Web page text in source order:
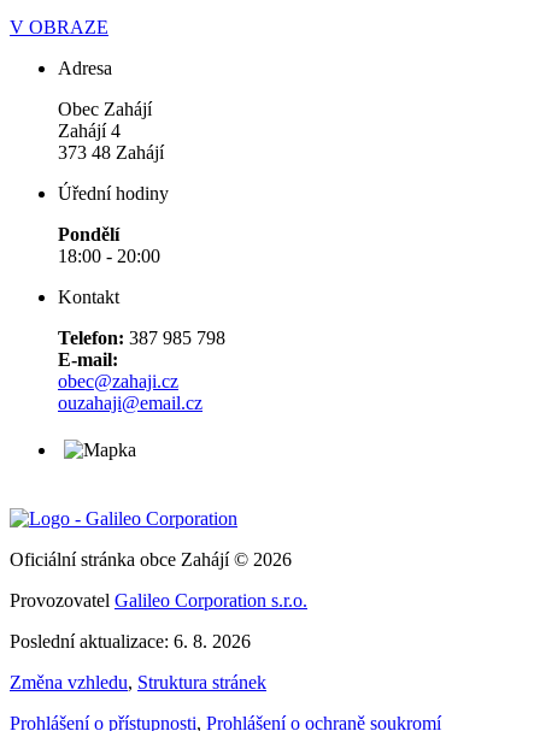
V OBRAZE
Adresa
Obec Zahájí
Zahájí 4
373 48 Zahájí
Úřední hodiny
Pondělí
18:00 - 20:00
Kontakt
Telefon: 387 985 798
E-mail:
obec@zahaji.cz
ouzahaji@email.cz
Oficiální stránka obce Zahájí © 2026
Provozovatel Galileo Corporation s.r.o.
Poslední aktualizace: 6. 8. 2026
Změna vzhledu, Struktura stránek
Prohlášení o přístupnosti, Prohlášení o ochraně soukromí